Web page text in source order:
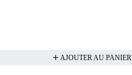
AJOUTER AU PANIER